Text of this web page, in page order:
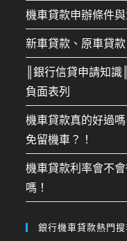
機車貸款申辦條件
新車貸款、原車貸
║銀行信貸申請知
負面表列
機車貸款真的好過
免留機車？！
機車貸款利率會不
嗎！
銀行機車貸款熱門